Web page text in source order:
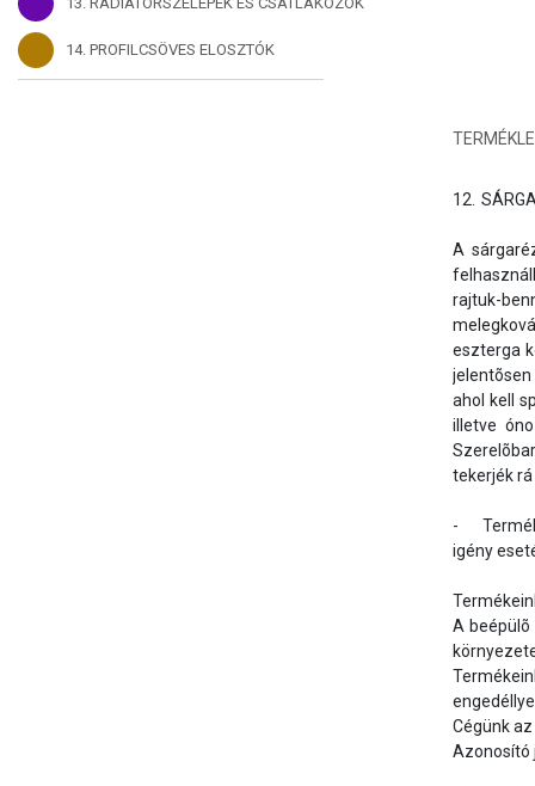
14. PROFILCSÖVES ELOSZTÓK
12.	SÁRGARÉZ MENETES FITTINGEK, CSAPHOSSZABBÍTÓK
A
rajtuk-
eszterga
ahol kell
illetve
tekerjék
-	Termékeink egy 1984 óta mûködõ már második generációs magyar családi vállalkozás korszerû üzemében készülnek. Vevõinket
igény
A
Cégünk
Azonosító